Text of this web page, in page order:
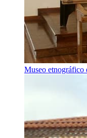
Museo etnográfico